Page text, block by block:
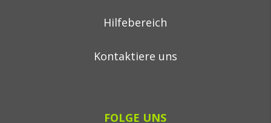
Hilfebereich
Kontaktiere uns
FOLGE UNS